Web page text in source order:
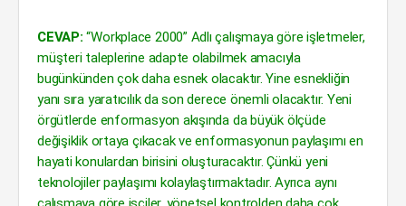
CEVAP: “Workplace 2000” Adlı çalışmaya göre işletmeler,
müşteri taleplerine adapte olabilmek amacıyla
bugünkünden çok daha esnek olacaktır. Yine esnekliğin
yanı sıra yaratıcılık da son derece önemli olacaktır. Yeni
örgütlerde enformasyon akışında da büyük ölçüde
değişiklik ortaya çıkacak ve enformasyonun paylaşımı en
hayati konulardan birisini oluşturacaktır. Çünkü yeni
teknolojiler paylaşımı kolaylaştırmaktadır. Ayrıca aynı